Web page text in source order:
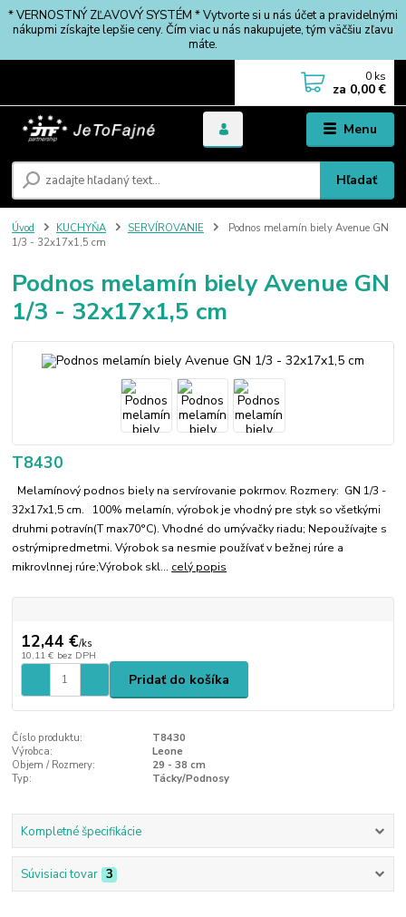
* VERNOSTNÝ ZĽAVOVÝ SYSTÉM * Vytvorte si u nás účet a pravidelnými
nákupmi získajte lepšie ceny. Čím viac u nás nakupujete, tým väčšiu zľavu
máte.
Menu
Hľadať
0 ks
za 0,00 €
Úvod KUCHYŇA SERVÍROVANIE
Podnos melamín biely Avenue GN
1/3 - 32x17x1,5 cm
Podnos melamín biely Avenue GN
1/3 - 32x17x1,5 cm
T8430
Melamínový podnos biely na servírovanie pokrmov. Rozmery: GN 1/3 -
32x17x1,5 cm. 100% melamín, výrobok je vhodný pre styk so všetkými
druhmi potravín(T max70°C). Vhodné do umývačky riadu; Nepoužívajte s
ostrýmipredmetmi. Výrobok sa nesmie používať v bežnej rúre a
mikrovlnnej rúre;Výrobok skl... celý popis
12,44 €/ks
10,11 € bez DPH
Pridať do košíka
Číslo produktu:
T8430
Výrobca:
Leone
Objem / Rozmery:
29 - 38 cm
Typ:
Tácky/Podnosy
Kompletné špecifikácie
Súvisiaci tovar 3